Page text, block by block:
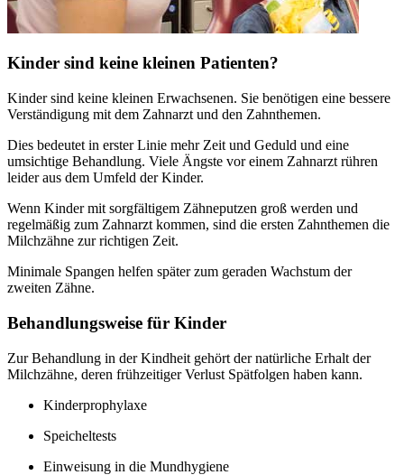
Kinder sind keine kleinen Patienten?
Kinder sind keine kleinen Erwachsenen. Sie benötigen eine bessere
Verständigung mit dem Zahnarzt und den Zahnthemen.
Dies bedeutet in erster Linie mehr Zeit und Geduld und eine
umsichtige Behandlung. Viele Ängste vor einem Zahnarzt rühren
leider aus dem Umfeld der Kinder.
Wenn Kinder mit sorgfältigem Zähneputzen groß werden und
regelmäßig zum Zahnarzt kommen, sind die ersten Zahnthemen die
Milchzähne zur richtigen Zeit.
Minimale Spangen helfen später zum geraden Wachstum der
zweiten Zähne.
Behandlungsweise für Kinder
Zur Behandlung in der Kindheit gehört der natürliche Erhalt der
Milchzähne, deren frühzeitiger Verlust Spätfolgen haben kann.
Kinderprophylaxe
Speicheltests
Einweisung in die Mundhygiene